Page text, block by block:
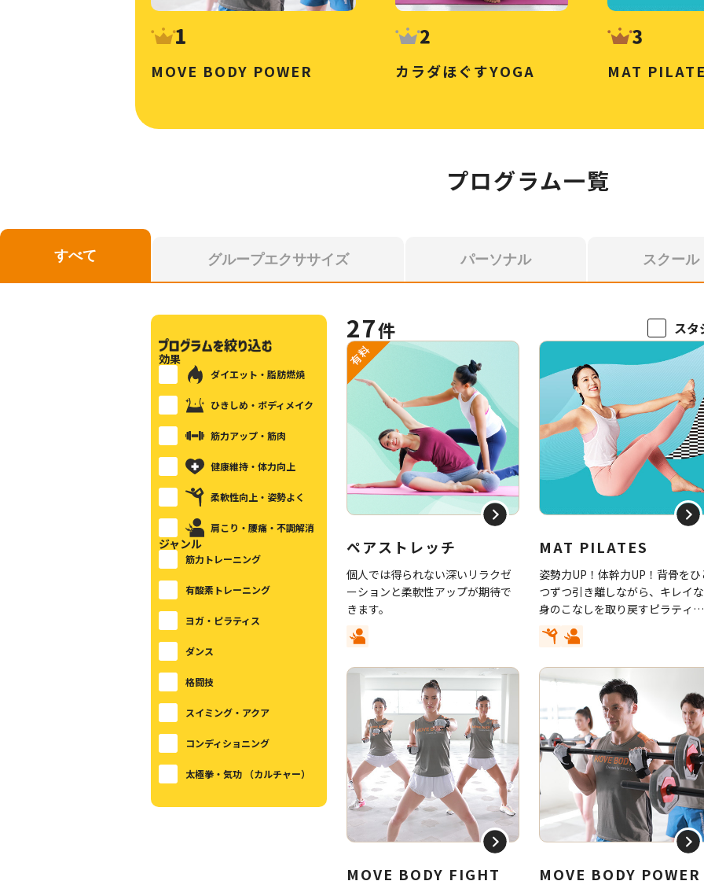
MOVE BODY POWER カラダほぐすYOGA MAT
プログラム一覧
すべて グループエクササイズ パーソナル スクール
効果
ダイエット・脂肪燃焼
ひきしめ・ボディメイク
筋力アップ・筋肉
健康維持・体力向上
柔軟性向上・姿勢よく
肩こり・腰痛・不調解消
ジャンル
筋力トレーニング
有酸素トレーニング
ヨガ・ピラティス
ダンス
格闘技
スイミング・アクア
コンディショニング
太極拳・気功 （カルチャー）
27件 スタ
ペアストレッチ
個人では得られない深いリラクゼ
ーションと柔軟性アップが期待で
きます。
MAT PILATES
姿勢力UP！体幹力UP！背骨をひ
つずつ引き離しながら、キレイな
身のこなしを取り戻すピラティス
エクササイズです。
MOVE BODY FIGHT MOVE BODY POWER